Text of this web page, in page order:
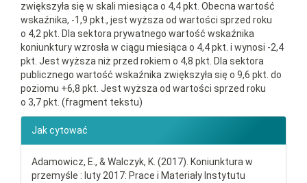
zwiększyła się w skali miesiąca o 4,4 pkt. Obecna wartość
wskaźnika, -1,9 pkt., jest wyższa od wartości sprzed roku
o 4,2 pkt. Dla sektora prywatnego wartość wskaźnika
koniunktury wzrosła w ciągu miesiąca o 4,4 pkt. i wynosi -2,4
pkt. Jest wyższa niż przed rokiem o 4,8 pkt. Dla sektora
publicznego wartość wskaźnika zwiększyła się o 9,6 pkt. do
poziomu +6,8 pkt. Jest wyższa od wartości sprzed roku
o 3,7 pkt. (fragment tekstu)
Jak cytować
Adamowicz, E., & Walczyk, K. (2017). Koniunktura w
przemyśle : luty 2017: Prace i Materiały Instytutu